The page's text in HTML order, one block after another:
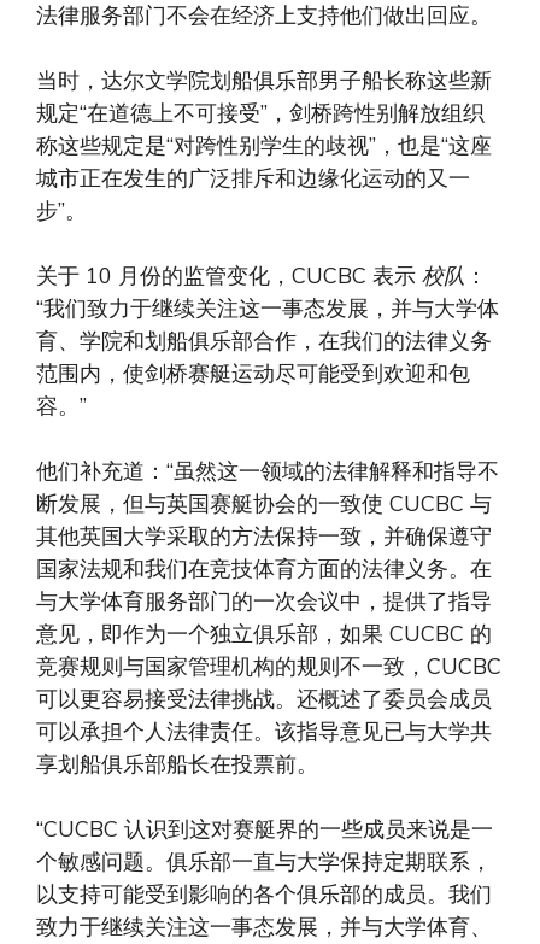
法律服务部门不会在经济上支持他们做出回应。
当时，达尔文学院划船俱乐部男子船长称这些新
规定“在道德上不可接受”，剑桥跨性别解放组织
称这些规定是“对跨性别学生的歧视”，也是“这座
城市正在发生的广泛排斥和边缘化运动的又一
步”。
关于 10 月份的监管变化，CUCBC 表示 校队 ：
“我们致力于继续关注这一事态发展，并与大学体
育、学院和划船俱乐部合作，在我们的法律义务
范围内，使剑桥赛艇运动尽可能受到欢迎和包
容。”
他们补充道：“虽然这一领域的法律解释和指导不
断发展，但与英国赛艇协会的一致使 CUCBC 与
其他英国大学采取的方法保持一致，并确保遵守
国家法规和我们在竞技体育方面的法律义务。在
与大学体育服务部门的一次会议中，提供了指导
意见，即作为一个独立俱乐部，如果 CUCBC 的
竞赛规则与国家管理机构的规则不一致，CUCBC
可以更容易接受法律挑战。还概述了委员会成员
可以承担个人法律责任。该指导意见已与大学共
享划船俱乐部船长在投票前。
“CUCBC 认识到这对赛艇界的一些成员来说是一
个敏感问题。俱乐部一直与大学保持定期联系，
以支持可能受到影响的各个俱乐部的成员。我们
致力于继续关注这一事态发展，并与大学体育、